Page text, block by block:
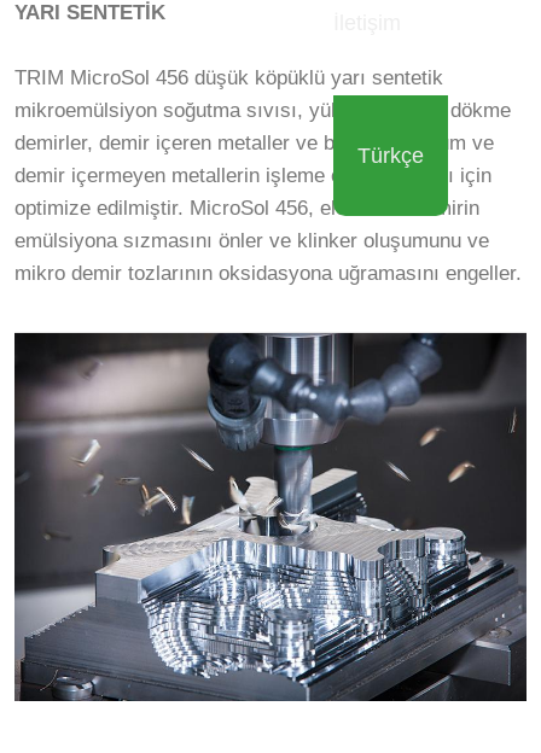
Türkçe
YARI SENTETİK
TRIM MicroSol 456 düşük köpüklü yarı sentetik
mikroemülsiyon soğutma sıvısı, yüksek hacimli dökme
demirler, demir içeren metaller ve bazı alüminyum ve
demir içermeyen metallerin işleme operasyonları için
optimize edilmiştir. MicroSol 456, elemental demirin
emülsiyona sızmasını önler ve klinker oluşumunu ve
mikro demir tozlarının oksidasyona uğramasını engeller.